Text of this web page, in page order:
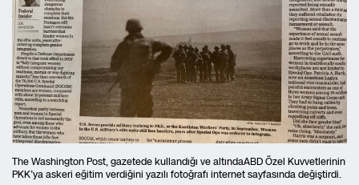
The Washington Post, gazetede kullandığı ve altındaABD Özel Kuvvetlerinin
PKK’ya askeri eğitim verdiğini yazılı fotoğrafı internet sayfasında değiştirdi.